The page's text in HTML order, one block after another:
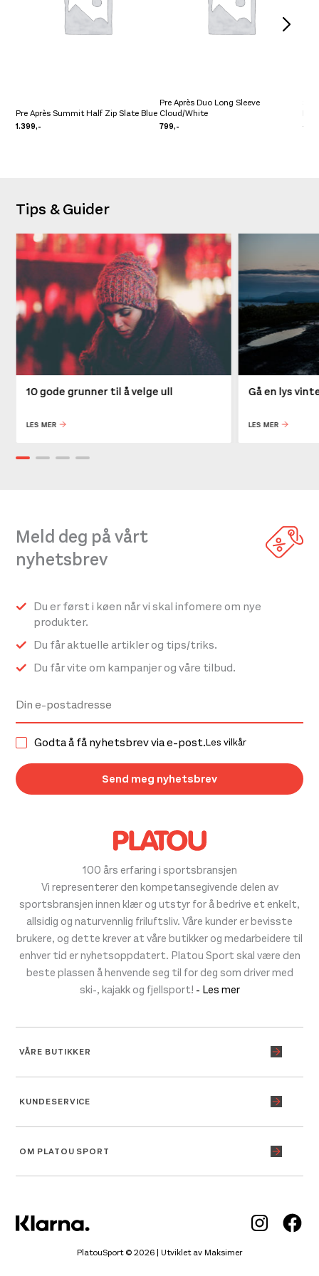
Pre Après Summit Half Zip Slate Blue
1.399,-
Pre Après Duo Long Sleeve
Cloud/White
799,-
Tips & Guider
10 gode grunner til å velge ull
LES MER
Gå en lys
LES MER
100 års erfaring i sportsbransjen
Vi representerer den kompetansegivende delen av
sportsbransjen innen klær og utstyr for å bedrive et enkelt,
allsidig og naturvennlig friluftsliv. Våre kunder er bevisste
brukere, og dette krever at våre butikker og medarbeidere til
enhver tid er nyhetsoppdatert. Platou Sport skal være den
beste plassen å henvende seg til for deg som driver med
ski-, kajakk og fjellsport! - Les mer
VÅRE BUTIKKER
KUNDESERVICE
OM PLATOU SPORT
Meld deg på vårt
nyhetsbrev
Du er først i køen når vi skal infomere om nye
produkter.
Du får aktuelle artikler og tips/triks.
Du får vite om kampanjer og våre tilbud.
Godta å få nyhetsbrev via e-post.Les vilkår
PlatouSport © 2026 | Utviklet avMaksimer